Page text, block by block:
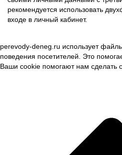
рекомендуется использовать
входе в личный кабинет.
perevody-deneg.ru использует
поведения посетителей. Это
Ваши cookie помогают нам сделать